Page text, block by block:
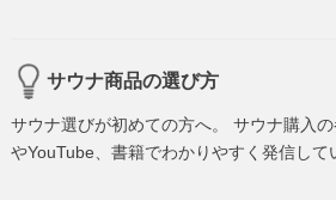
サウナ商品の選び方
サウナ選びが初めての方へ。 サウナ購入
やYouTube、書籍でわかりやすく発信して